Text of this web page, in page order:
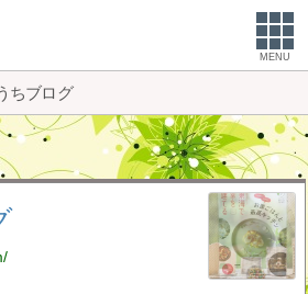
MENU
ちブログ